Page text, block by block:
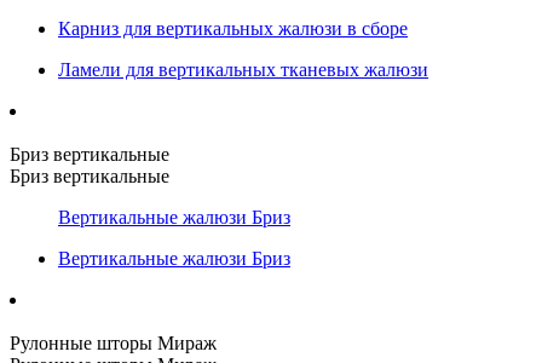
Карниз для вертикальных жалюзи в сборе
Ламели для вертикальных тканевых жалюзи
Бриз вертикальные
Бриз вертикальные
Вертикальные жалюзи Бриз
Вертикальные жалюзи Бриз
Рулонные шторы Мираж